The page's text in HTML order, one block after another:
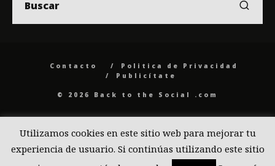
Contacto
Politica de Privacidad
Publicítate
© 2026 Back to the Social .com
Utilizamos cookies en este sitio web para mejorar tu
experiencia de usuario. Si continúas utilizando este sitio